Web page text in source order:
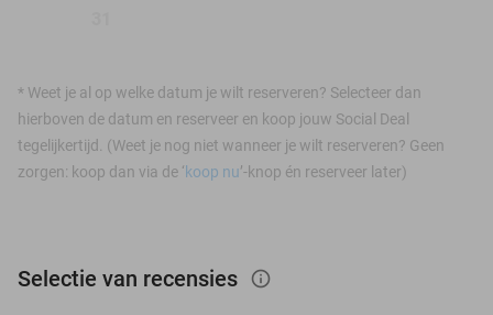
* Weet je al op welke datum je wilt reserveren? Selecteer dan
hierboven de datum en reserveer en koop jouw Social Deal
tegelijkertijd. (Weet je nog niet wanneer je wilt reserveren? Geen
zorgen: koop dan via de ‘koop nu’-knop én reserveer later)
Selectie van recensies info_outlined